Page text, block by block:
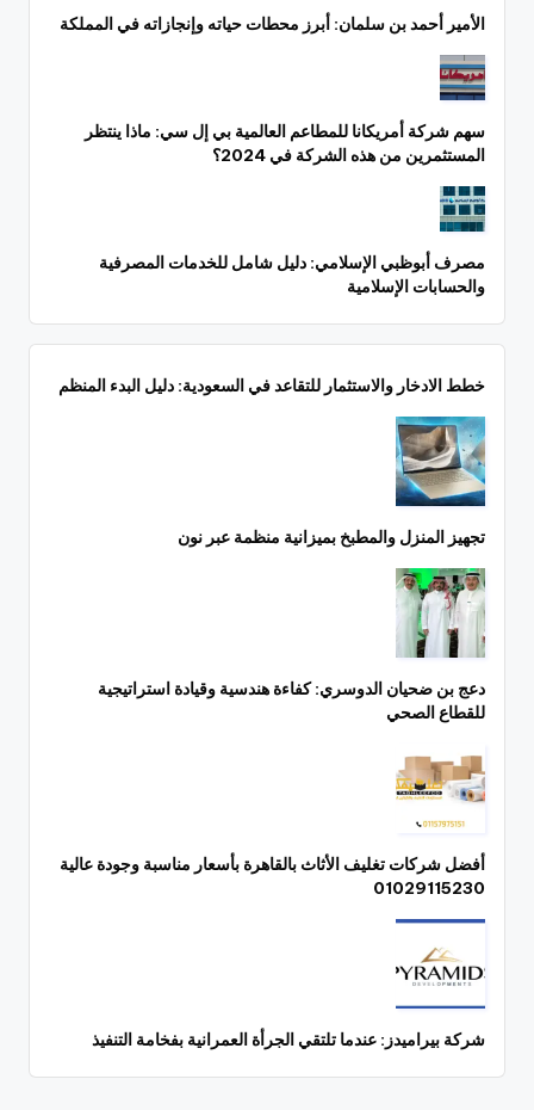
الأمير أحمد بن سلمان: أبرز محطات حياته وإنجازاته في المملكة
سهم شركة أمريكانا للمطاعم العالمية بي إل سي: ماذا ينتظر
المستثمرين من هذه الشركة في 2024؟
مصرف أبوظبي الإسلامي: دليل شامل للخدمات المصرفية
والحسابات الإسلامية
خطط الادخار والاستثمار للتقاعد في السعودية: دليل البدء المنظم
تجهيز المنزل والمطبخ بميزانية منظمة عبر نون
دعج بن ضحيان الدوسري: كفاءة هندسية وقيادة استراتيجية
للقطاع الصحي
أفضل شركات تغليف الأثاث بالقاهرة بأسعار مناسبة وجودة عالية
01029115230
شركة بيراميدز: عندما تلتقي الجرأة العمرانية بفخامة التنفيذ